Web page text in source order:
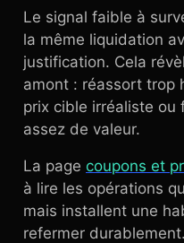
Le signal faible à
la même liquidation
justification. Cela
amont : réassort trop
prix cible irréaliste ou
assez de valeur.
La page coupons et
à lire les opérations
mais installent une
refermer durablement.